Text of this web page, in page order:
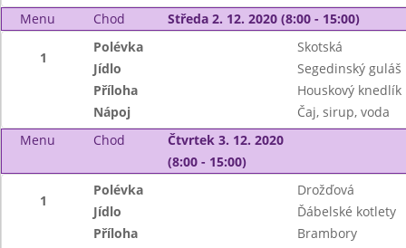
Menu
Chod Středa 2. 12. 2020 (8:00 - 15:00)
1
Polévka
Skotská
Jídlo
Segedinský guláš
Příloha
Houskový knedlík
Nápoj
Čaj, sirup, voda
Menu
Chod
Čtvrtek 3. 12. 2020
(8:00 - 15:00)
1
Polévka
Drožďová
Jídlo
Ďábelské kotlety
Příloha
Brambory